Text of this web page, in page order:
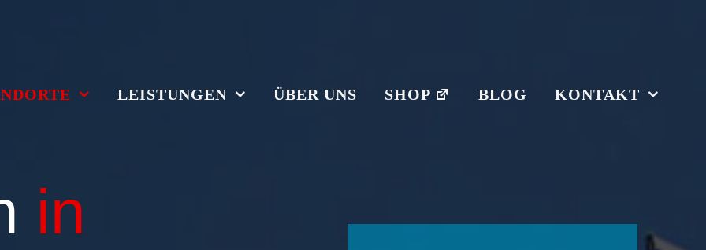
LEISTUNGEN ÜBER UNS SHOP BLOG KONTAKT
in